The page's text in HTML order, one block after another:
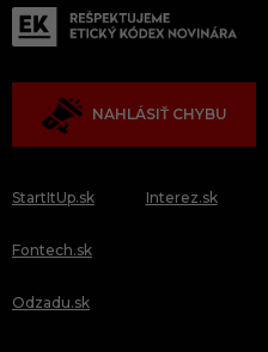
NAHLÁSIŤ CHYBU
StartItUp.sk
Fontech.sk
Odzadu.sk
Interez.sk